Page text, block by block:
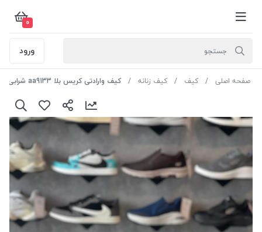
0
ورود
صفحه اصلی کیف کیف زنانه کیف وارادتی کریس بلا aa9133 شرابی